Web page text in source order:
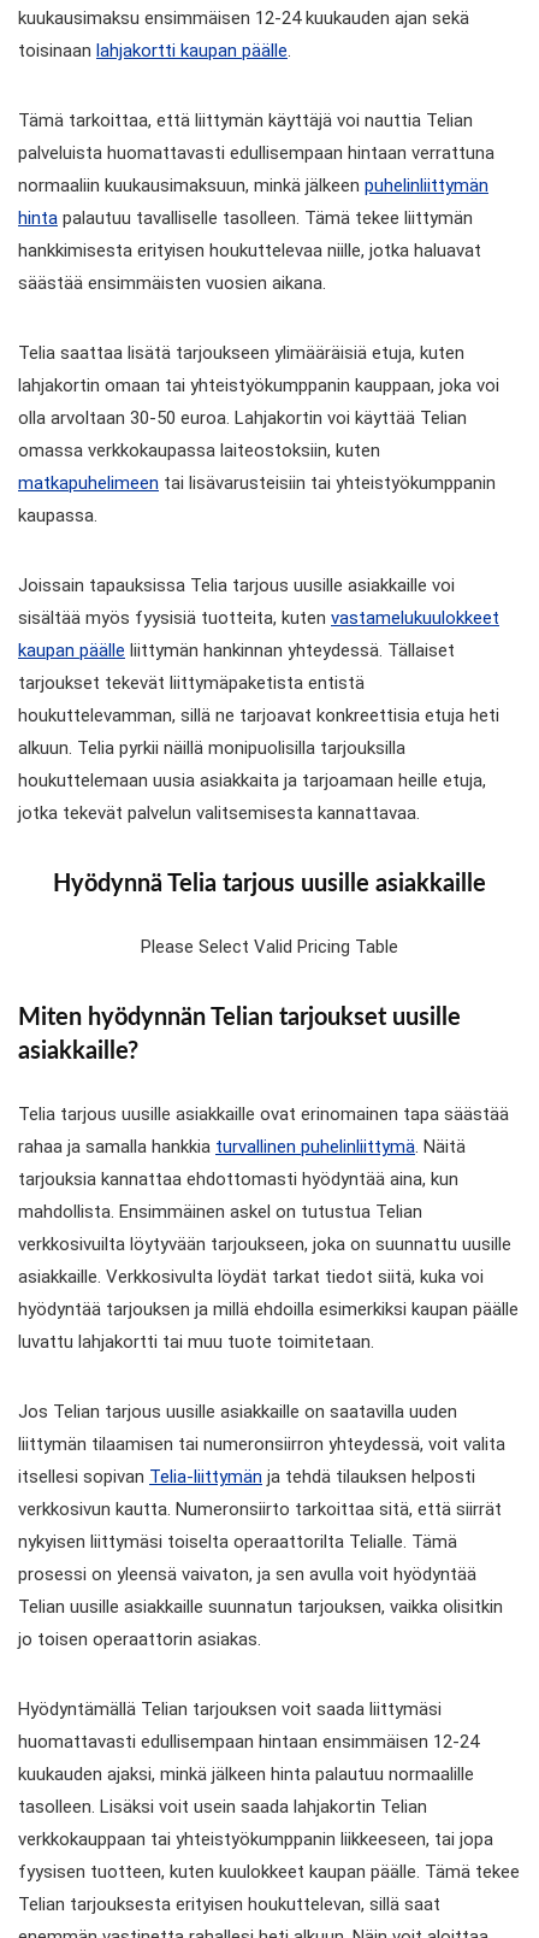
kuukausimaksu ensimmäisen 12-24 kuukauden ajan sekä
toisinaan lahjakortti kaupan päälle.
Tämä tarkoittaa, että liittymän käyttäjä voi nauttia Telian
palveluista huomattavasti edullisempaan hintaan verrattuna
normaaliin kuukausimaksuun, minkä jälkeen puhelinliittymän
hinta palautuu tavalliselle tasolleen. Tämä tekee liittymän
hankkimisesta erityisen houkuttelevaa niille, jotka haluavat
säästää ensimmäisten vuosien aikana.
Telia saattaa lisätä tarjoukseen ylimääräisiä etuja, kuten
lahjakortin omaan tai yhteistyökumppanin kauppaan, joka voi
olla arvoltaan 30-50 euroa. Lahjakortin voi käyttää Telian
omassa verkkokaupassa laiteostoksiin, kuten
matkapuhelimeen tai lisävarusteisiin tai yhteistyökumppanin
kaupassa.
Joissain tapauksissa Telia tarjous uusille asiakkaille voi
sisältää myös fyysisiä tuotteita, kuten vastamelukuulokkeet
kaupan päälle liittymän hankinnan yhteydessä. Tällaiset
tarjoukset tekevät liittymäpaketista entistä
houkuttelevamman, sillä ne tarjoavat konkreettisia etuja heti
alkuun. Telia pyrkii näillä monipuolisilla tarjouksilla
houkuttelemaan uusia asiakkaita ja tarjoamaan heille etuja,
jotka tekevät palvelun valitsemisesta kannattavaa.
Hyödynnä Telia tarjous uusille asiakkaille
Please Select Valid Pricing Table
Miten hyödynnän Telian tarjoukset uusille
asiakkaille?
Telia tarjous uusille asiakkaille ovat erinomainen tapa säästää
rahaa ja samalla hankkia turvallinen puhelinliittymä. Näitä
tarjouksia kannattaa ehdottomasti hyödyntää aina, kun
mahdollista. Ensimmäinen askel on tutustua Telian
verkkosivuilta löytyvään tarjoukseen, joka on suunnattu uusille
asiakkaille. Verkkosivulta löydät tarkat tiedot siitä, kuka voi
hyödyntää tarjouksen ja millä ehdoilla esimerkiksi kaupan päälle
luvattu lahjakortti tai muu tuote toimitetaan.
Jos Telian tarjous uusille asiakkaille on saatavilla uuden
liittymän tilaamisen tai numeronsiirron yhteydessä, voit valita
itsellesi sopivan Telia-liittymän ja tehdä tilauksen helposti
verkkosivun kautta. Numeronsiirto tarkoittaa sitä, että siirrät
nykyisen liittymäsi toiselta operaattorilta Telialle. Tämä
prosessi on yleensä vaivaton, ja sen avulla voit hyödyntää
Telian uusille asiakkaille suunnatun tarjouksen, vaikka olisitkin
jo toisen operaattorin asiakas.
Hyödyntämällä Telian tarjouksen voit saada liittymäsi
huomattavasti edullisempaan hintaan ensimmäisen 12-24
kuukauden ajaksi, minkä jälkeen hinta palautuu normaalille
tasolleen. Lisäksi voit usein saada lahjakortin Telian
verkkokauppaan tai yhteistyökumppanin liikkeeseen, tai jopa
fyysisen tuotteen, kuten kuulokkeet kaupan päälle. Tämä tekee
Telian tarjouksesta erityisen houkuttelevan, sillä saat